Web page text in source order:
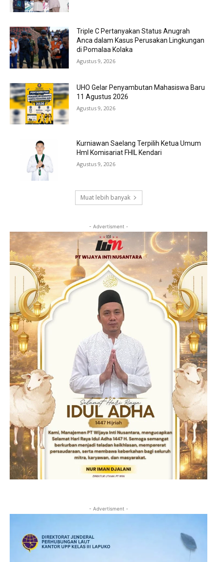
Triple C Pertanyakan Status Anugrah
Anca dalam Kasus Perusakan Lingkungan
di Pomalaa Kolaka
Agustus 9, 2026
UHO Gelar Penyambutan Mahasiswa Baru
11 Agustus 2026
Agustus 9, 2026
Kurniawan Saelang Terpilih Ketua Umum
HmI Komisariat FHIL Kendari
Agustus 9, 2026
Muat lebih banyak
- Advertisment -
- Advertisment -